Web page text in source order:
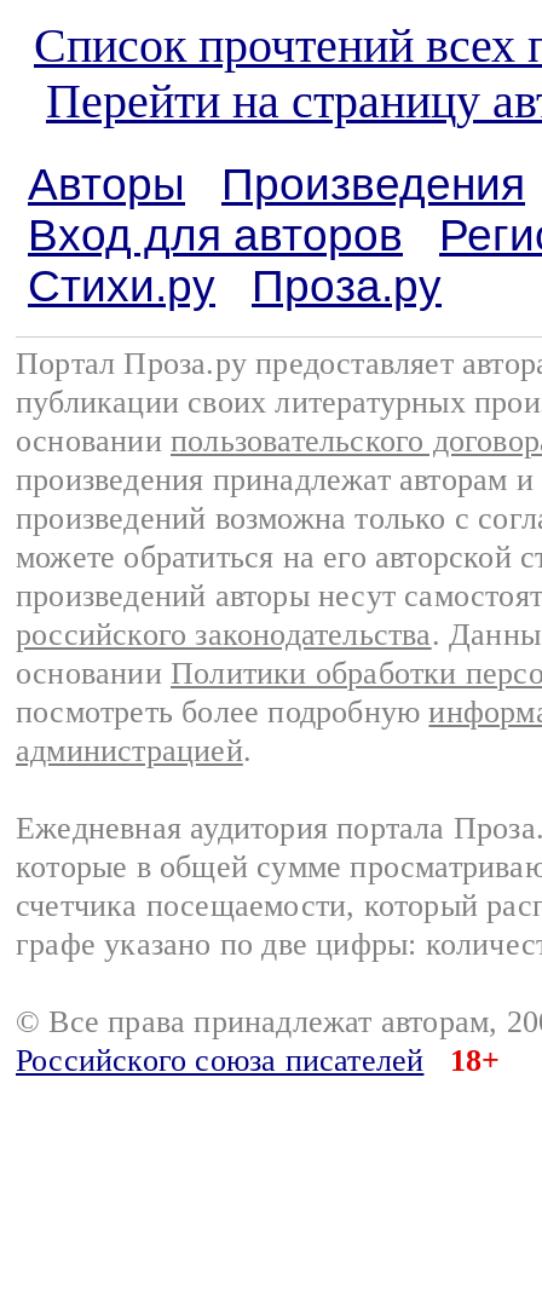
Список прочтений всех
Перейти на страницу
Авторы
Произведения
Вход для авторов
Стихи.ру
Проза.ру
Портал Проза.ру предоставляет
публикации своих литературных
основании пользовательского
произведения принадлежат авторам
произведений возможна только с
можете обратиться на его авторской
произведений авторы несут
российского законодательства.
основании Политики обработки
посмотреть более подробную
администрацией.
Ежедневная аудитория портала
которые в общей сумме
счетчика посещаемости, который
графе указано по две цифры:
© Все права принадлежат авторам,
Российского союза писателей
18+